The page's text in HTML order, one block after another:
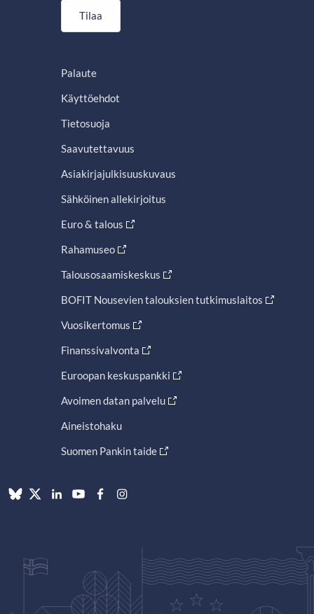
Tilaa
Palaute
Käyttöehdot
Tietosuoja
Saavutettavuus
Asiakirjajulkisuuskuvaus
Sähköinen allekirjoitus
Euro & talous
Rahamuseo
Talousosaamiskeskus
BOFIT Nousevien talouksien tutkimuslaitos
Vuosikertomus
Finanssivalvonta
Euroopan keskuspankki
Avoimen datan palvelu
Aineistohaku
Suomen Pankin taide